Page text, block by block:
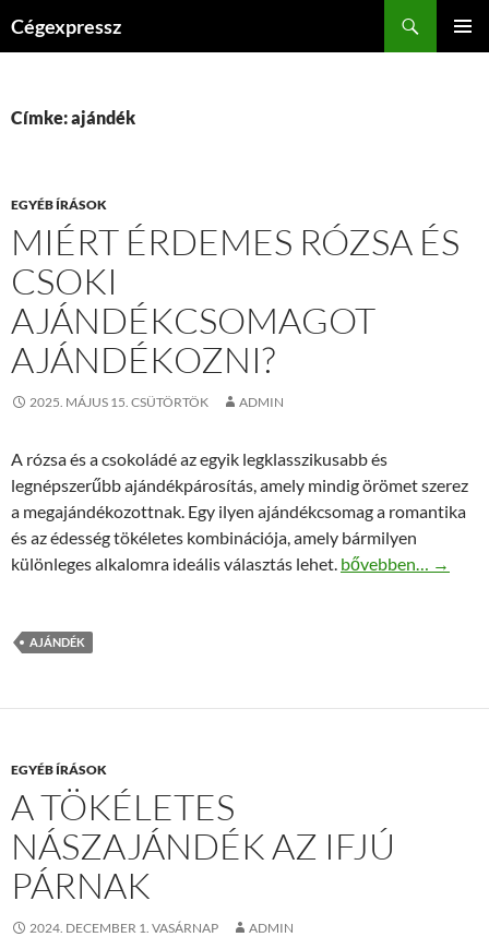
Cégexpressz
Címke: ajándék
EGYÉB ÍRÁSOK
MIÉRT ÉRDEMES RÓZSA ÉS
CSOKI
AJÁNDÉKCSOMAGOT
AJÁNDÉKOZNI?
2025. MÁJUS 15. CSÜTÖRTÖK ADMIN
A rózsa és a csokoládé az egyik legklasszikusabb és
legnépszerűbb ajándékpárosítás, amely mindig örömet szerez
a megajándékozottnak. Egy ilyen ajándékcsomag a romantika
és az édesség tökéletes kombinációja, amely bármilyen
különleges alkalomra ideális választás lehet. Miért érdemes
bővebben… →
AJÁNDÉK
EGYÉB ÍRÁSOK
A TÖKÉLETES
NÁSZAJÁNDÉK AZ IFJÚ
PÁRNAK
2024. DECEMBER 1. VASÁRNAP ADMIN